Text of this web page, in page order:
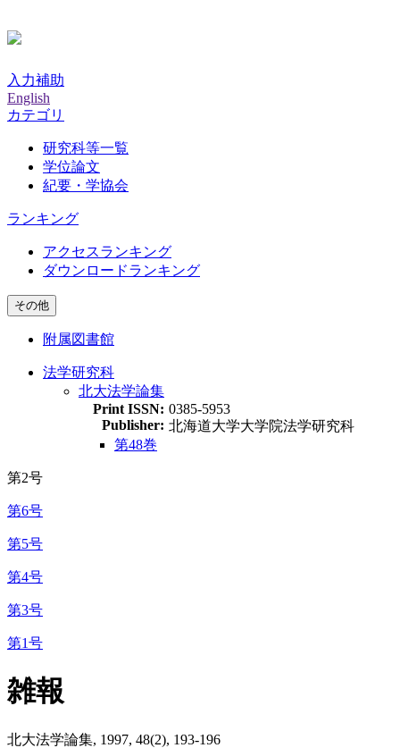
入力補助
English
カテゴリ
研究科等一覧
学位論文
紀要・学協会
ランキング
アクセスランキング
ダウンロードランキング
その他
附属図書館
法学研究科
北大法学論集
Print ISSN: 0385-5953
Publisher: 北海道大学大学院法学研究科
第48巻
第2号
第6号
第5号
第4号
第3号
第1号
雑報
北大法学論集, 1997, 48(2), 193-196